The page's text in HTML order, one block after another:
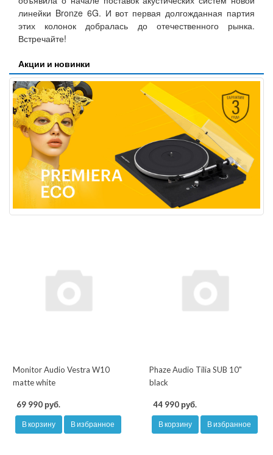
линейки Bronze 6G. И вот первая долгожданная партия
этих колонок добралась до отечественного рынка.
Встречайте!
Акции и новинки
Monitor Audio Vestra W10
matte white
69 990 руб.
В корзину В избранное
Phaze Audio Tilia SUB 10"
black
44 990 руб.
В корзину В избранное